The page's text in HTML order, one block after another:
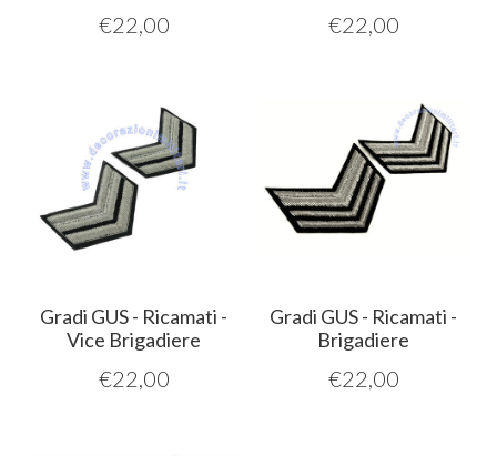
€22,00 €22,00
Gradi GUS - Ricamati -
Vice Brigadiere
€22,00
Gradi GUS - Ricamati -
Brigadiere
€22,00